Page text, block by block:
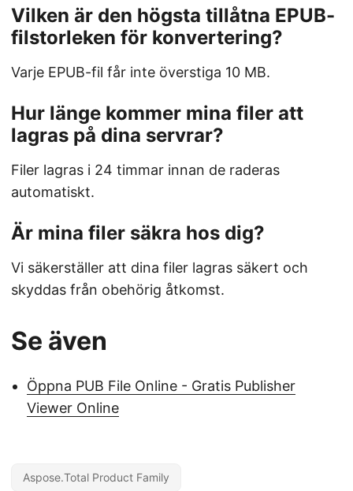
Vilken är den högsta tillåtna EPUB-
filstorleken för konvertering?
Varje EPUB-fil får inte överstiga 10 MB.
Hur länge kommer mina filer att
lagras på dina servrar?
Filer lagras i 24 timmar innan de raderas
automatiskt.
Är mina filer säkra hos dig?
Vi säkerställer att dina filer lagras säkert och
skyddas från obehörig åtkomst.
Se även
Öppna PUB File Online - Gratis Publisher
Viewer Online
Aspose.Total Product Family